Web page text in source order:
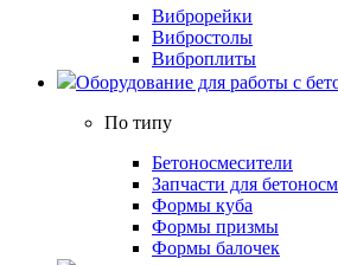
Виброрейки
Вибростолы
Виброплиты
Оборудование для работы с
По типу
Бетоносмесители
Запчасти для
Формы куба
Формы призмы
Формы балочек